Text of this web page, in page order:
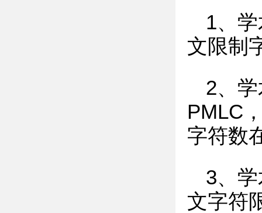
1、
文限制
2、
PMLC
字符数
3、
文字符